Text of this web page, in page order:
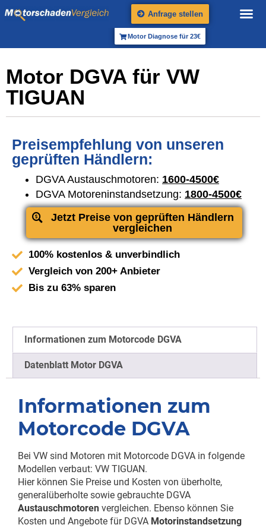
Anfrage stellen
Motor Diagnose für 23€
Motor DGVA für VW
TIGUAN
Preisempfehlung von unseren
geprüften Händlern:
DGVA Austauschmotoren: 1600-4500€
DGVA Motoreninstandsetzung: 1800-4500€
Jetzt Preise von geprüften Händlern
vergleichen
100% kostenlos & unverbindlich
Vergleich von 200+ Anbieter
Bis zu 63% sparen
Informationen zum Motorcode DGVA
Datenblatt Motor DGVA
Informationen zum
Motorcode DGVA
Bei VW sind Motoren mit Motorcode DGVA in folgende
Modellen verbaut: VW TIGUAN.
Hier können Sie Preise und Kosten von überholte,
generalüberholte sowie gebrauchte DGVA
Austauschmotoren vergleichen. Ebenso können Sie
Kosten und Angebote für DGVA Motorinstandsetzung